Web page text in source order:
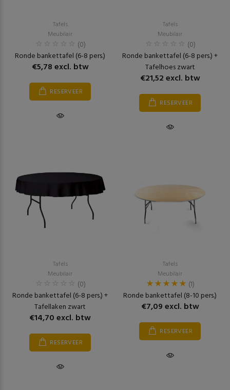
Tafels
Meubilair
(0)
Ronde bankettafel (6-8 pers.)
€5,78 excl. btw
RESERVEER
Tafels
Meubilair
(0)
Ronde bankettafel (6-8 pers.) +
Tafelhoes zwart
€21,52 excl. btw
RESERVEER
Tafels
Meubilair
(0)
Ronde bankettafel (6-8 pers.) +
Tafellaken zwart
€14,70 excl. btw
RESERVEER
Tafels
Meubilair
(1)
Ronde bankettafel (8-10 pers.)
€7,09 excl. btw
RESERVEER